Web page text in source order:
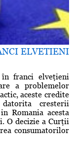
ELVETIENI
franci elveţieni
a problemelor
aceste credite
cresterii
Romania acesta
O decizie a Curţii
consumatorilor